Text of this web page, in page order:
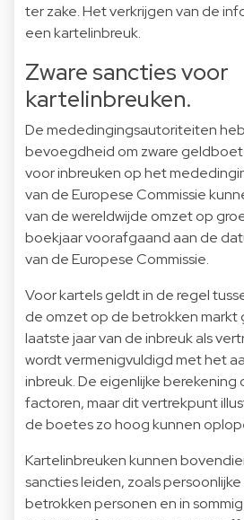
ter zake. Het verkrijgen van de
een kartelinbreuk.
Zware sancties voor
kartelinbreuken.
De mededingingsautoriteiten
bevoegdheid om zware
voor inbreuken op het
van de Europese Commissie
van de wereldwijde omzet op
boekjaar voorafgaand aan de
van de Europese Commissie.
Voor kartels geldt in de regel
de omzet op de betrokken
laatste jaar van de inbreuk als
wordt vermenigvuldigd met het
inbreuk. De eigenlijke berekening
factoren, maar dit vertrekpunt
de boetes zo hoog kunnen
Kartelinbreuken kunnen
sancties leiden, zoals
betrokken personen en in